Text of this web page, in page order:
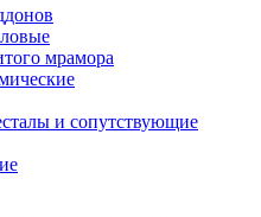
мрамора
и сопутствующие